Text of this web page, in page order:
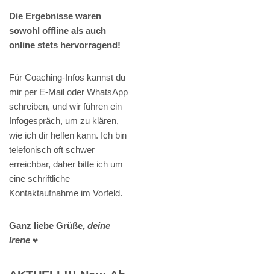
Die Ergebnisse waren
sowohl offline als auch
online stets hervorragend!
Für Coaching-Infos kannst du
mir per E-Mail oder WhatsApp
schreiben, und wir führen ein
Infogespräch, um zu klären,
wie ich dir helfen kann. Ich bin
telefonisch oft schwer
erreichbar, daher bitte ich um
eine schriftliche
Kontaktaufnahme im Vorfeld.
Ganz liebe Grüße, deine
Irene ❤️